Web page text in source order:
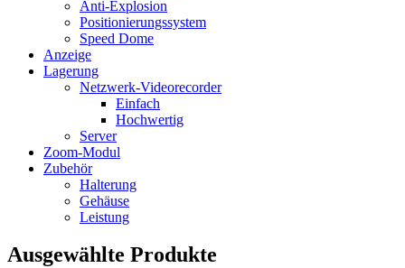
Anti-Explosion
Positionierungssystem
Speed ​​Dome
Anzeige
Lagerung
Netzwerk-Videorecorder
Einfach
Hochwertig
Server
Zoom-Modul
Zubehör
Halterung
Gehäuse
Leistung
Ausgewählte Produkte